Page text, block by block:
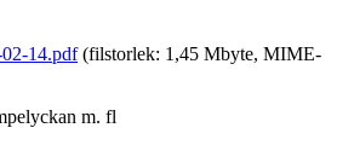
14.pdf‎(filstorlek: 1,45 Mbyte, MIME-
m. fl